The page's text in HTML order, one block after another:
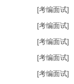
[考编面试]
[考编面试]
[考编面试]
[考编面试]
[考编面试]